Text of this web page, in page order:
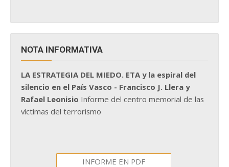
NOTA INFORMATIVA
LA ESTRATEGIA DEL MIEDO. ETA y la espiral del
silencio en el País Vasco - Francisco J. Llera y
Rafael Leonisio Informe del centro memorial de las
víctimas del terrorismo
INFORME EN PDF